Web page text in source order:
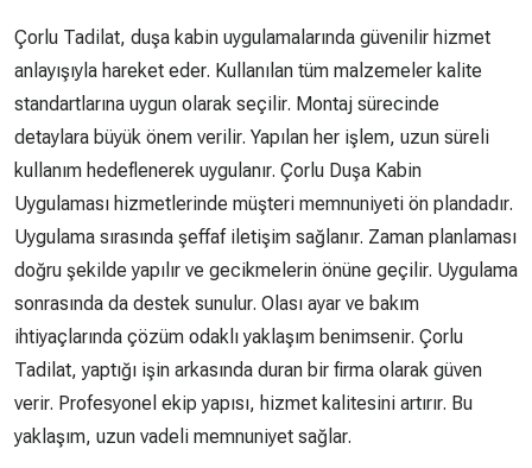
Çorlu Tadilat, duşa kabin uygulamalarında güvenilir hizmet
anlayışıyla hareket eder. Kullanılan tüm malzemeler kalite
standartlarına uygun olarak seçilir. Montaj sürecinde
detaylara büyük önem verilir. Yapılan her işlem, uzun süreli
kullanım hedeflenerek uygulanır. Çorlu Duşa Kabin
Uygulaması hizmetlerinde müşteri memnuniyeti ön plandadır.
Uygulama sırasında şeffaf iletişim sağlanır. Zaman planlaması
doğru şekilde yapılır ve gecikmelerin önüne geçilir. Uygulama
sonrasında da destek sunulur. Olası ayar ve bakım
ihtiyaçlarında çözüm odaklı yaklaşım benimsenir. Çorlu
Tadilat, yaptığı işin arkasında duran bir firma olarak güven
verir. Profesyonel ekip yapısı, hizmet kalitesini artırır. Bu
yaklaşım, uzun vadeli memnuniyet sağlar.